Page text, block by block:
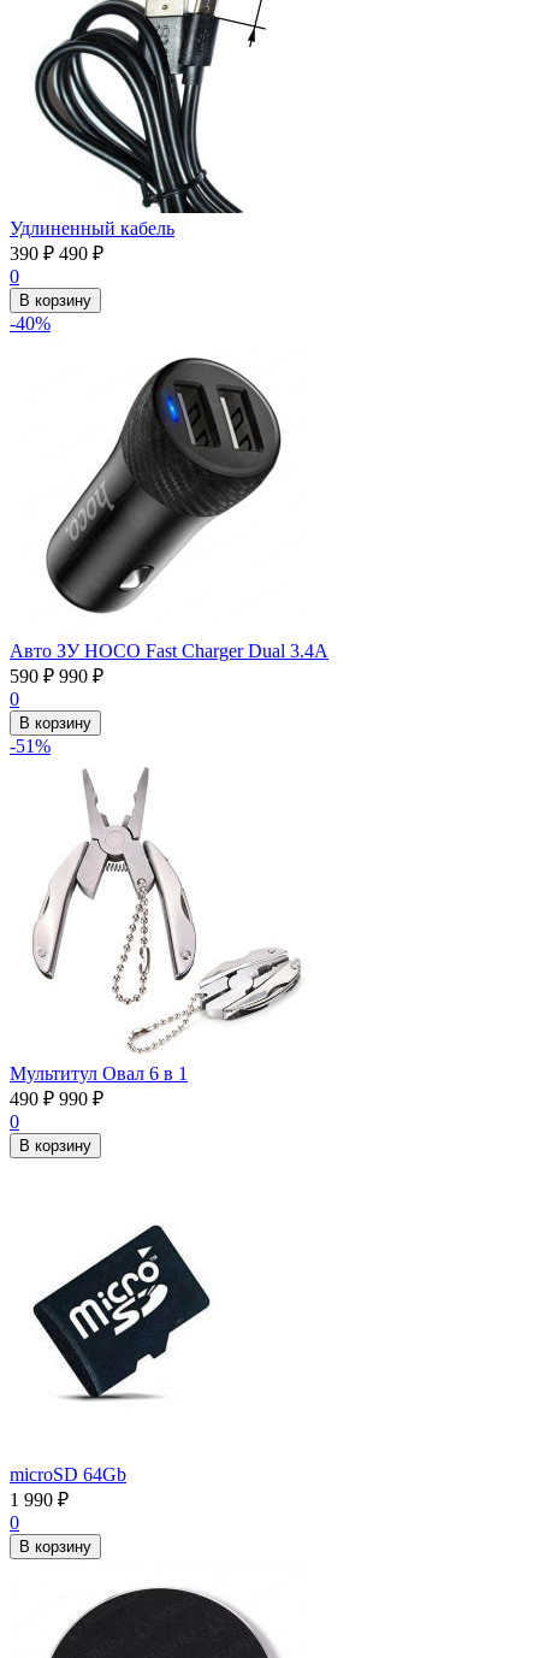
Удлиненный кабель
390 ₽ 490 ₽
0
В корзину
-40%
Авто ЗУ HOCO Fast Charger Dual 3.4А
590 ₽ 990 ₽
0
В корзину
-51%
Мультитул Овал 6 в 1
490 ₽ 990 ₽
0
В корзину
microSD 64Gb
1 990 ₽
0
В корзину